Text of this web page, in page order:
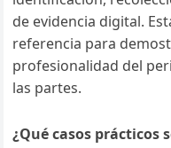
de evidencia digital.
referencia para
profesionalidad del
las partes.
¿Qué casos prácticos